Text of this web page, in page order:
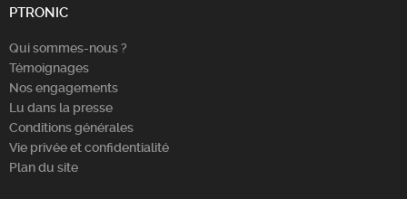
PTRONIC
Qui sommes-nous ?
Témoignages
Nos engagements
Lu dans la presse
Conditions générales
Vie privée et confidentialité
Plan du site